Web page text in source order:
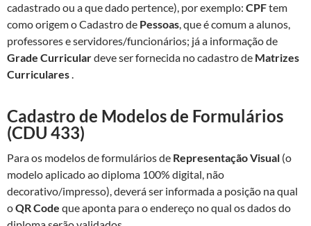
cadastrado ou a que dado pertence), por exemplo: CPFtem
como origem o Cadastro de Pessoas, que é comum a alunos,
professores e servidores/funcionários; já a informação de
Grade Curriculardeve ser fornecida no cadastro de Matrizes
Curriculares.
Cadastro de Modelos de Formulários
(CDU 433)
Para os modelos de formulários de Representação Visual (o
modelo aplicado ao diploma 100% digital, não
decorativo/impresso), deverá ser informada a posição na qual
oQR Code que aponta para o endereço no qual os dados do